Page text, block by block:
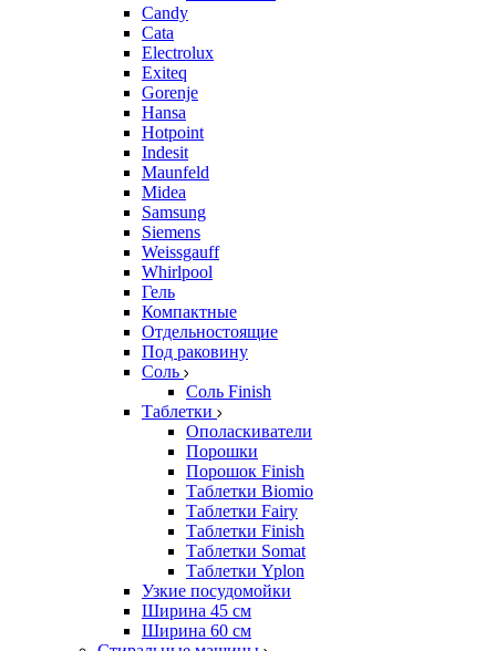
Candy
Cata
Electrolux
Exiteq
Gorenje
Hansa
Hotpoint
Indesit
Maunfeld
Midea
Samsung
Siemens
Weissgauff
Whirlpool
Гель
Компактные
Отдельностоящие
Под раковину
Соль
Соль Finish
Таблетки
Ополаскиватели
Порошки
Порошок Finish
Таблетки Biomio
Таблетки Fairy
Таблетки Finish
Таблетки Somat
Таблетки Yplon
Узкие посудомойки
Ширина 45 см
Ширина 60 см